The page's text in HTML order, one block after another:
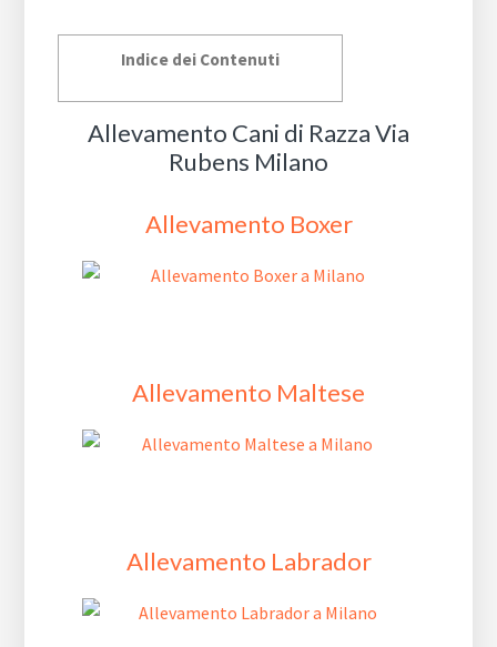
Indice dei Contenuti
Allevamento Cani di Razza Via
Rubens Milano
Allevamento Boxer
Allevamento Maltese
Allevamento Labrador